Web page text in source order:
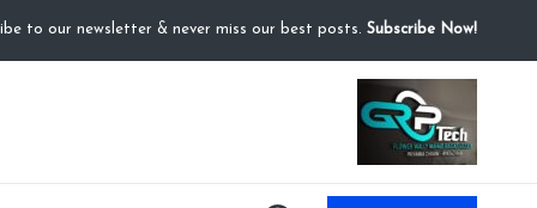
to our newsletter & never miss our best posts. Subscribe Now!